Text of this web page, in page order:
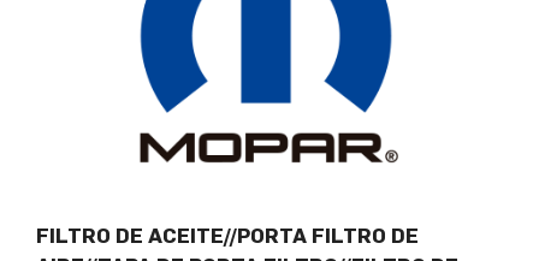
FILTRO DE ACEITE//PORTA FILTRO DE